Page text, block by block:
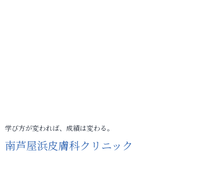
学び方が変われば、成績は変わる。
南芦屋浜皮膚科クリニック